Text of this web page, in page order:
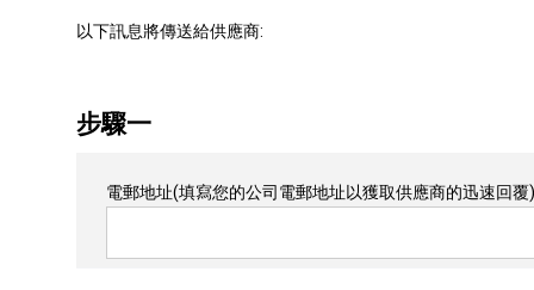
以下訊息將傳送給供應商:
步驟一
電郵地址(填寫您的公司電郵地址以獲取供應商的迅速回覆)